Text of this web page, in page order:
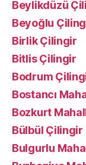
Beylikdüzü
Beyoğlu
Birlik Çilingir
Bitlis Çilingir
Bodrum
Bostancı
Bozkurt
Bülbül Çilingir
Bulgurlu